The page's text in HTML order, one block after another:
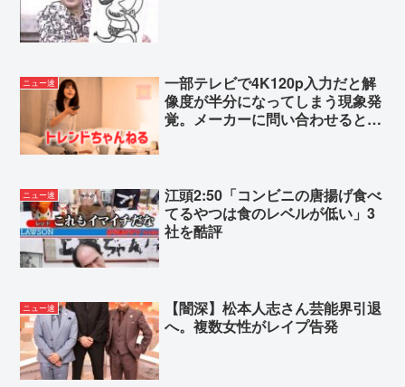
ニュー速
一部テレビで4K120p入力だと解
像度が半分になってしまう現象発
覚。メーカーに問い合わせると…
ニュー速
江頭2:50「コンビニの唐揚げ食べ
てるやつは食のレベルが低い」3
社を酷評
ニュー速
【闇深】松本人志さん芸能界引退
へ。複数女性がレイプ告発